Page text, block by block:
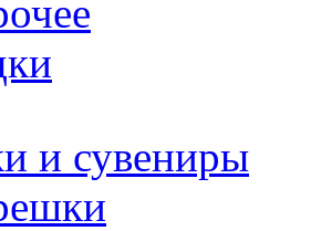
и сувениры